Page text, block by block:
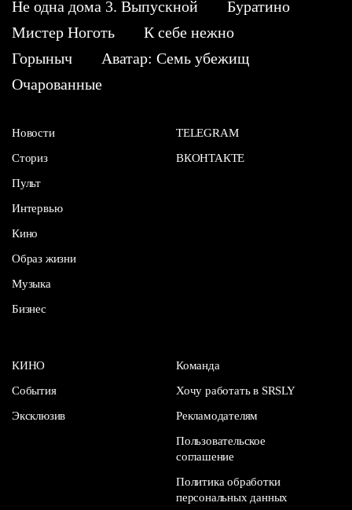
Не одна дома 3. Выпускной
Буратино
Мистер Ноготь
К себе нежно
Горыныч
Аватар: Семь убежищ
Очарованные
Новости
Сториз
Пульт
Интервью
Кино
Образ жизни
Музыка
Бизнес
TELEGRAM
ВКОНТАКТЕ
КИНО
События
Эксклюзив
Команда
Хочу работать в SRSLY
Рекламодателям
Пользовательское
соглашение
Политика обработки
персональных данных